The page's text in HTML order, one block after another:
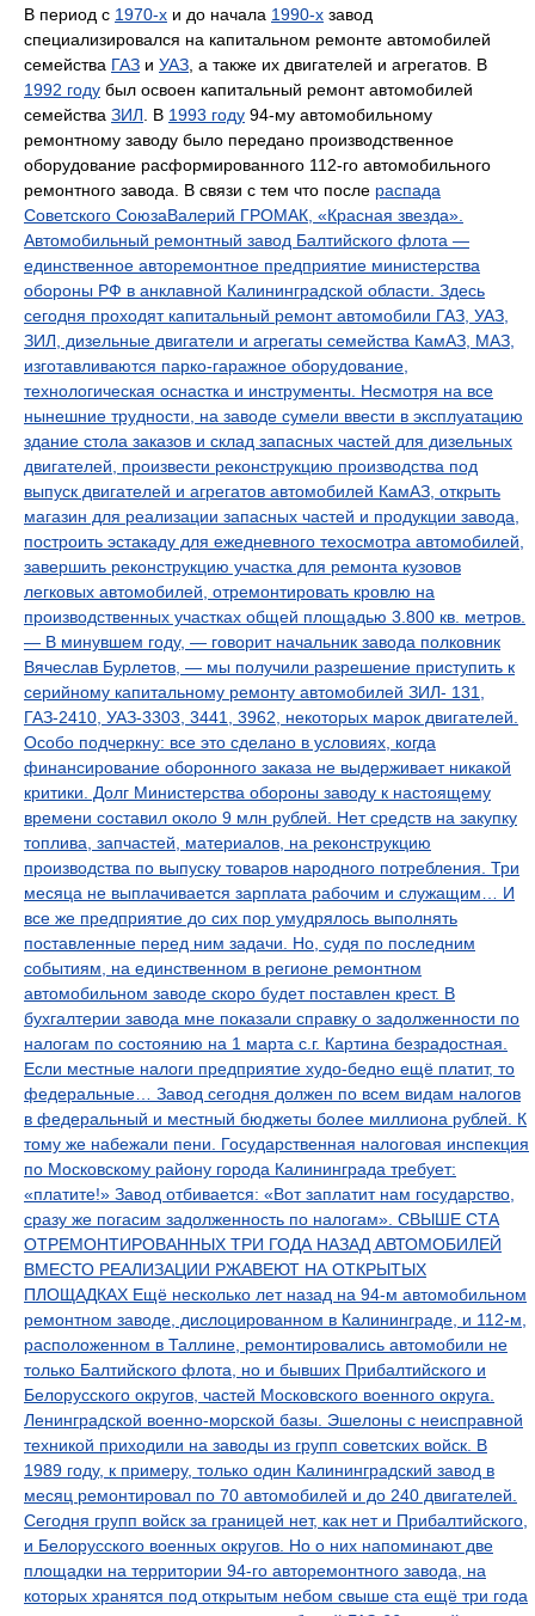
В период c 1970-х и до начала 1990-х завод
специализировался на капитальном ремонте автомобилей
семейства ГАЗ и УАЗ , а также их двигателей и агрегатов. В
1992 году был освоен капитальный ремонт автомобилей
семейства ЗИЛ . В 1993 году 94-му автомобильному
ремонтному заводу было передано производственное
оборудование расформированного 112-го автомобильного
ремонтного завода. В связи с тем что после распада
Советского СоюзаВалерий ГРОМАК, «Красная звезда».
Автомобильный ремонтный завод Балтийского флота —
единственное авторемонтное предприятие министерства
обороны РФ в анклавной Калининградской области. Здесь
сегодня проходят капитальный ремонт автомобили ГАЗ, УАЗ,
ЗИЛ, дизельные двигатели и агрегаты семейства КамАЗ, МАЗ,
изготавливаются парко-гаражное оборудование,
технологическая оснастка и инструменты. Несмотря на все
нынешние трудности, на заводе сумели ввести в эксплуатацию
здание стола заказов и склад запасных частей для дизельных
двигателей, произвести реконструкцию производства под
выпуск двигателей и агрегатов автомобилей КамАЗ, открыть
магазин для реализации запасных частей и продукции завода,
построить эстакаду для ежедневного техосмотра автомобилей,
завершить реконструкцию участка для ремонта кузовов
легковых автомобилей, отремонтировать кровлю на
производственных участках общей площадью 3.800 кв. метров.
— В минувшем году, — говорит начальник завода полковник
Вячеслав Бурлетов, — мы получили разрешение приступить к
серийному капитальному ремонту автомобилей ЗИЛ- 131,
ГАЗ-2410, УАЗ-3303, 3441, 3962, некоторых марок двигателей.
Особо подчеркну: все это сделано в условиях, когда
финансирование оборонного заказа не выдерживает никакой
критики. Долг Министерства обороны заводу к настоящему
времени составил около 9 млн рублей. Нет средств на закупку
топлива, запчастей, материалов, на реконструкцию
производства по выпуску товаров народного потребления. Три
месяца не выплачивается зарплата рабочим и служащим… И
все же предприятие до сих пор умудрялось выполнять
поставленные перед ним задачи. Но, судя по последним
событиям, на единственном в регионе ремонтном
автомобильном заводе скоро будет поставлен крест. В
бухгалтерии завода мне показали справку о задолженности по
налогам по состоянию на 1 марта с.г. Картина безрадостная.
Если местные налоги предприятие худо-бедно ещё платит, то
федеральные… Завод сегодня должен по всем видам налогов
в федеральный и местный бюджеты более миллиона рублей. К
тому же набежали пени. Государственная налоговая инспекция
по Московскому району города Калининграда требует:
«платите!» Завод отбивается: «Вот заплатит нам государство,
сразу же погасим задолженность по налогам». СВЫШЕ СТА
ОТРЕМОНТИРОВАННЫХ ТРИ ГОДА НАЗАД АВТОМОБИЛЕЙ
ВМЕСТО РЕАЛИЗАЦИИ РЖАВЕЮТ НА ОТКРЫТЫХ
ПЛОЩАДКАХ Ещё несколько лет назад на 94-м автомобильном
ремонтном заводе, дислоцированном в Калининграде, и 112-м,
расположенном в Таллине, ремонтировались автомобили не
только Балтийского флота, но и бывших Прибалтийского и
Белорусского округов, частей Московского военного округа.
Ленинградской военно-морской базы. Эшелоны с неисправной
техникой приходили на заводы из групп советских войск. В
1989 году, к примеру, только один Калининградский завод в
месяц ремонтировал по 70 автомобилей и до 240 двигателей.
Сегодня групп войск за границей нет, как нет и Прибалтийского,
и Белорусского военных округов. Но о них напоминают две
площадки на территории 94-го авторемонтного завода, на
которых хранятся под открытым небом свыше ста ещё три года